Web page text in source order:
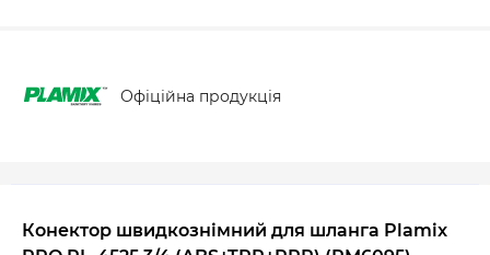
Офіційна продукція
Конектор швидкознімний для шланга Plamix